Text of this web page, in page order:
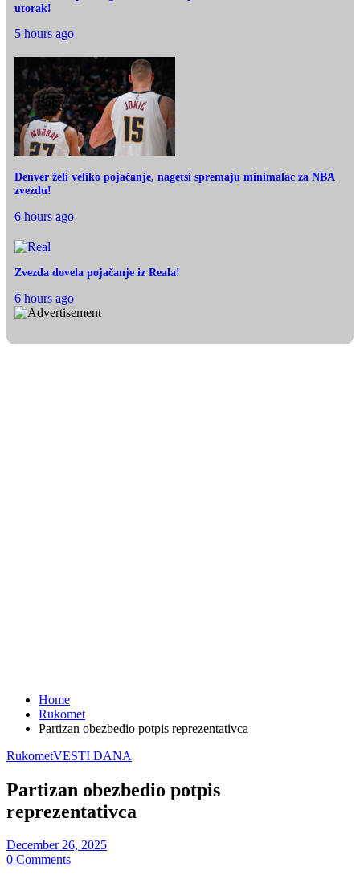
utorak!
5 hours ago
Denver želi veliko pojačanje, nagetsi spremaju minimalac za NBA
zvezdu!
6 hours ago
Zvezda dovela pojačanje iz Reala!
6 hours ago
Home
Rukomet
Partizan obezbedio potpis reprezentativca
RukometVESTI DANA
Partizan obezbedio potpis
reprezentativca
December 26, 2025
0 Comments